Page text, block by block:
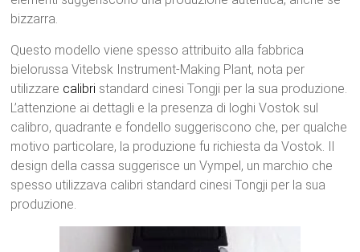
bizzarra.
Questo modello viene spesso attribuito alla fabbrica
bielorussa Vitebsk Instrument-Making Plant, nota per
utilizzare calibri standard cinesi Tongji per la sua produzione.
L’attenzione ai dettagli e la presenza di loghi Vostok sul
calibro, quadrante e fondello suggeriscono che, per qualche
motivo particolare, la produzione fu richiesta da Vostok. Il
design della cassa suggerisce un Vympel, un marchio che
spesso utilizzava calibri standard cinesi Tongji per la sua
produzione.